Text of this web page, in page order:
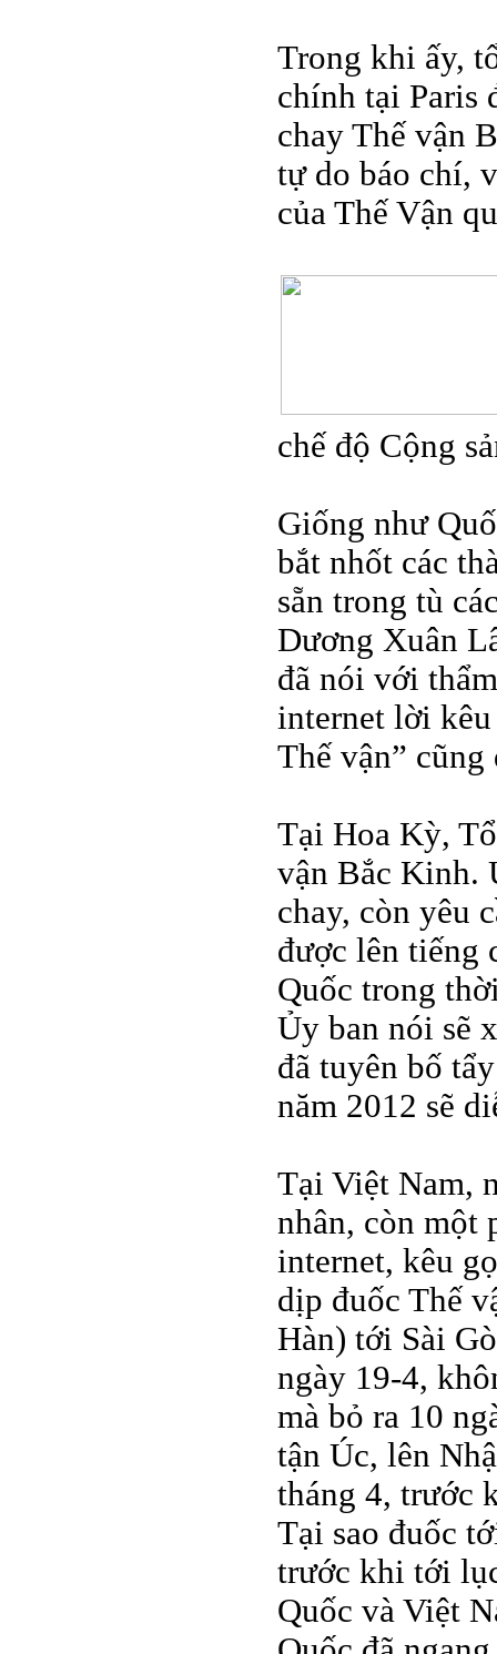
Trong khi ấy,
chính tại Paris
chay Thế vận
tự do báo chí,
của Thế Vận
chế độ Cộng
Giống như
bắt nhốt các
sẵn trong tù
Dương Xuân
đã nói với
internet lời
Thế vận”
Tại Hoa Kỳ,
vận Bắc Kinh.
chay, còn yêu
được lên tiếng
Quốc trong
Ủy ban nói sẽ
đã tuyên bố
năm 2012 sẽ
Tại Việt Nam,
nhân, còn một
internet, kêu
dịp đuốc Thế
Hàn) tới Sài
ngày 19-4,
mà bỏ ra 10
tận Úc, lên
tháng 4, trước
Tại sao đuốc
trước khi tới
Quốc và Việt